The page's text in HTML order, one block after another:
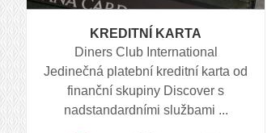
KREDITNÍ KARTA
Diners Club International
Jedinečná platební kreditní karta od
finanční skupiny Discover s
nadstandardními službami ...